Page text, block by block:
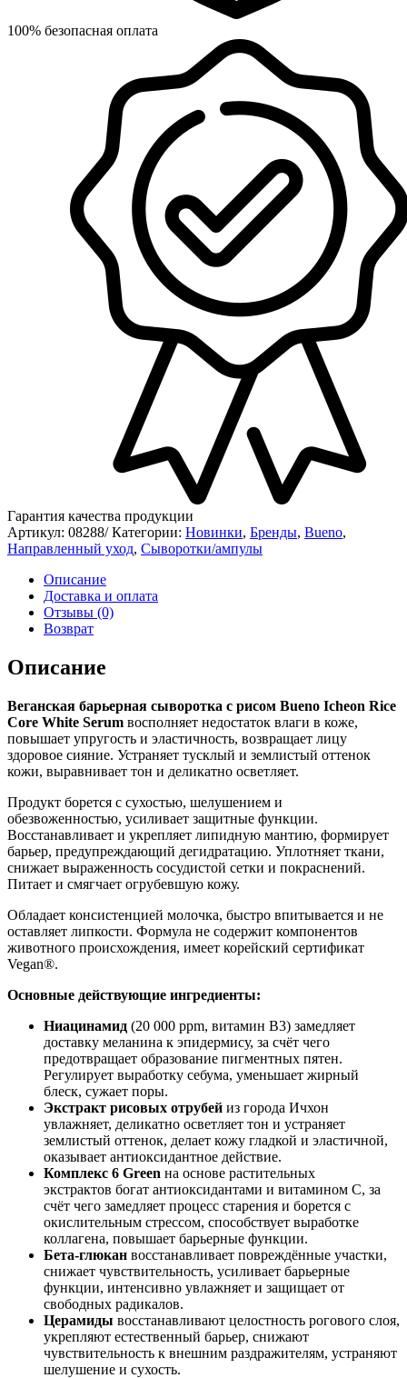
100% безопасная оплата
Гарантия качества продукции
Артикул: 08288/ Категории: Новинки, Бренды, Bueno,
Направленный уход, Сыворотки/ампулы
Описание
Доставка и оплата
Отзывы (0)
Возврат
Описание
Веганская барьерная сыворотка с рисом Bueno Icheon Rice
Core White Serum восполняет недостаток влаги в коже,
повышает упругость и эластичность, возвращает лицу
здоровое сияние. Устраняет тусклый и землистый оттенок
кожи, выравнивает тон и деликатно осветляет.
Продукт борется с сухостью, шелушением и
обезвоженностью, усиливает защитные функции.
Восстанавливает и укрепляет липидную мантию, формирует
барьер, предупреждающий дегидратацию. Уплотняет ткани,
снижает выраженность сосудистой сетки и покраснений.
Питает и смягчает огрубевшую кожу.
Обладает консистенцией молочка, быстро впитывается и не
оставляет липкости. Формула не содержит компонентов
животного происхождения, имеет корейский сертификат
Vegan®.
Основные действующие ингредиенты:
Ниацинамид (20 000 ppm, витамин B3) замедляет
доставку меланина к эпидермису, за счёт чего
предотвращает образование пигментных пятен.
Регулирует выработку себума, уменьшает жирный
блеск, сужает поры.
Экстракт рисовых отрубей из города Ичхон
увлажняет, деликатно осветляет тон и устраняет
землистый оттенок, делает кожу гладкой и эластичной,
оказывает антиоксидантное действие.
Комплекс 6 Green на основе растительных
экстрактов богат антиоксидантами и витамином C, за
счёт чего замедляет процесс старения и борется с
окислительным стрессом, способствует выработке
коллагена, повышает барьерные функции.
Бета-глюкан восстанавливает повреждённые участки,
снижает чувствительность, усиливает барьерные
функции, интенсивно увлажняет и защищает от
свободных радикалов.
Церамиды восстанавливают целостность рогового слоя,
укрепляют естественный барьер, снижают
чувствительность к внешним раздражителям, устраняют
шелушение и сухость.